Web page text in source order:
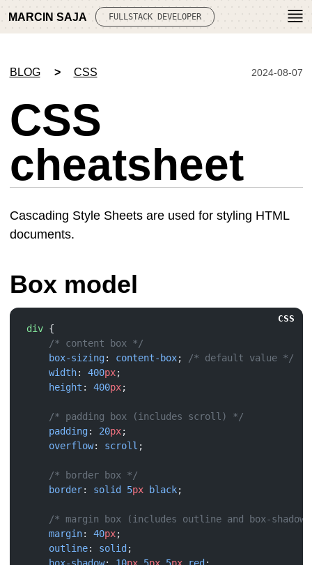
MARCIN SAJA FULLSTACK DEVELOPER
BLOG CSS 2024-08-07
CSS
cheatsheet
Cascading Style Sheets are used for styling HTML
documents.
Box model
CSS
div
    box-sizing
: content-box;
    width
: 400px
    height
: 400px
    padding
: 20px
    overflow
: scroll
    border
: solid 5px black
    margin
: 40px
    outline
: solid